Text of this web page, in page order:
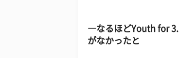
―なるほどYouth for
がなかったと